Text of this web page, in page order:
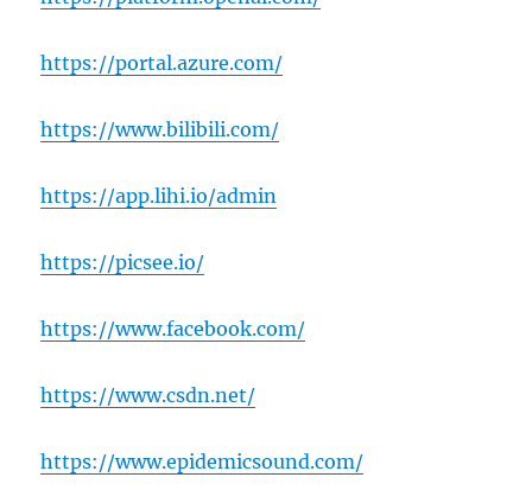
https://portal.azure.com/
https://www.bilibili.com/
https://app.lihi.io/admin
https://picsee.io/
https://www.facebook.com/
https://www.csdn.net/
https://www.epidemicsound.com/